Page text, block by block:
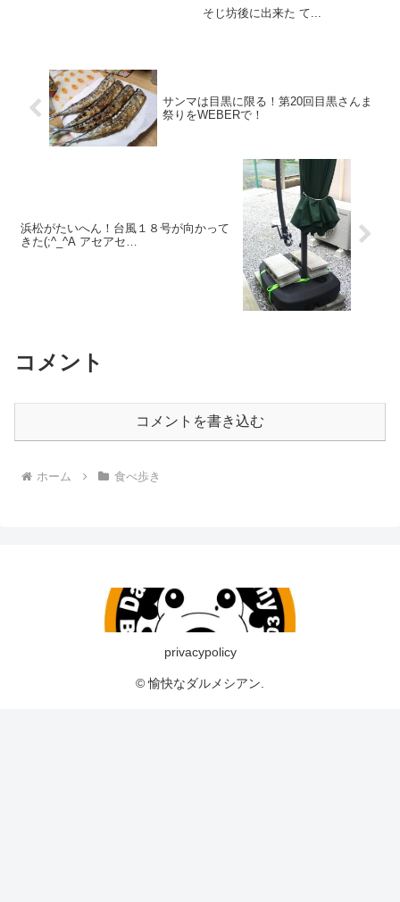
盛り
そじ坊後に出来た て...
サンマは目黒に限る！第20回目黒さんま
祭りをWEBERで！
浜松がたいへん！台風１８号が向かって
きた(;^_^A アセアセ…
コメント
コメントを書き込む
ホーム 食べ歩き
privacypolicy
© 愉快なダルメシアン.